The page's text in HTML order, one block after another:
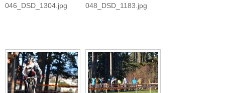
046_DSD_1304.jpg 048_DSD_1183.jpg